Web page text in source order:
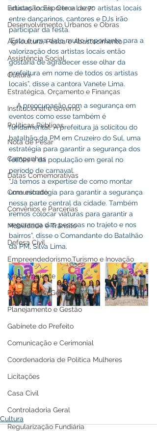
Educação, Esporte e Lazer
Desenvolvimento Urbanos e Obras
Agricultura, Pesca e Abastecimento
Assistência Social
Cultura
Estratégica, Orçamento e Finanças
Institucional e Governo
Políticas Públicas
Nota de Pesar
Campanhas
Datas Comemorativas
Comunicado
Convênios e Parcerias
Mobilidade e Trânsito
Defesa Civil
Empreendedorismo,Turismo e Inovação
Meio Ambiente
Procuradoria Geral
Planejamento e Gestão
Gabinete do Prefeito
Comunicação e Cerimonial
Coordenadoria de Politica Mulheres
Licitações
Casa Civil
Controladoria Geral
Regularização Fundiária
artistas locais. Cerca de 70 artistas locais
entre dançarinos, cantores e DJs irão
participar da festa.
“Esta é uma data muito importante para a
valorização dos artistas locais então
gostaria de agradecer esse olhar da
prefeitura em nome de todos os artistas
locais”, disse a cantora Vanete Lima.
    A preocupação com a segurança em
eventos como esse também é
fundamental. A prefeitura já solicitou do
batalhão da PM em Cruzeiro do Sul, uma
estratégia para garantir a segurança dos
foliões e da população em geral no
período de carnaval.
“Já temos a expertise de como montar
uma estratégia para garantir a segurança
nessa parte central da cidade. Também
iremos colocar viaturas para garantir a
segurança das pessoas no trajeto e nos
bairros”, disse o Comandante do Batalhão
da PM, Silva Lima.
Cultura